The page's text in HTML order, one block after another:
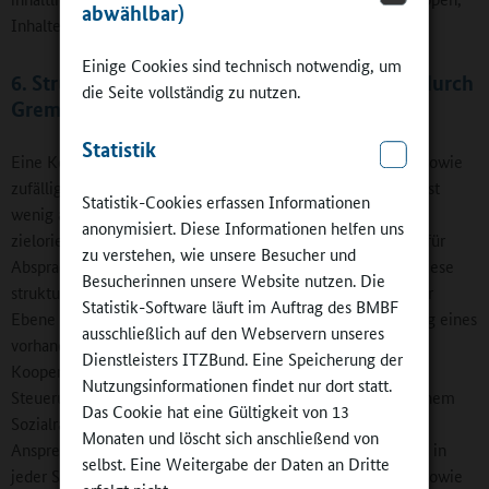
abwählbar)
Einige Cookies sind technisch notwendig, um
die Seite vollständig zu nutzen.
Statistik
Statistik-Cookies erfassen Informationen
anonymisiert. Diese Informationen helfen uns
zu verstehen, wie unsere Besucher und
Besucherinnen unsere Website nutzen. Die
Statistik-Software läuft im Auftrag des BMBF
ausschließlich auf den Webservern unseres
Dienstleisters ITZBund. Eine Speicherung der
Nutzungsinformationen findet nur dort statt.
Das Cookie hat eine Gültigkeit von 13
Monaten und löscht sich anschließend von
selbst. Eine Weitergabe der Daten an Dritte
Inhalte, Arbeitsschritte, Methoden und Erfolgsindikatoren).
6. Strukturelle Absicherung der Kooperation durch
Gremium, Ansprechpartner und Vereinbarung
Eine Kooperation, die sich allein auf persönliche Kontakte sowie
zufällige Treffen oder Pausengespräche der Partner stützt, ist
wenig abgesichert bzw. zielführend. Eine stabile und
zielorientierte Kooperation benötigt feste Zeiten und Orte für
Absprachen auf unterschiedlichen Ebene. Als hilfreich für diese
strukturelle Absicherung der Kooperation haben sich auf der
Ebene der Einzelschule bzw. des Sozialraums a) die Nutzung eines
vorhandenen, schulischen Ganztagsgremiums mit einem
Kooperationsschwerpunkt bzw. die Gründung einer
Steuerungsgruppe für die Kooperation in der Schule und einem
Sozialraum, b) die Benennung und Veröffentlichung eines
Ansprechpartners und Verantwortlichen für die Kooperation in
jeder Schule und jeder beteiligten Kooperationsinstitution sowie